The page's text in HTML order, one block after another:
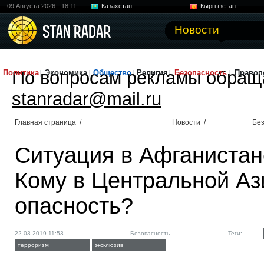
09 Августа 2026 18:11 Казахстан
Кыргызстан
Новости
Политика Экономика Общество Религия Безопасность
По вопросам рекламы
stanradar@mail.ru
Главная страница / Новости /
Ситуация в
Кому в Центральной
опасность?
22.03.2019 11:53 Безопасность
Теги:
терроризм
эксклюзив